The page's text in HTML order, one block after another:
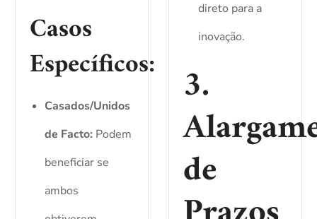
Casos
Específicos:
Casados/Unidos
de Facto: Podem
beneficiar se
ambos
direto para a
inovação.
3.
de